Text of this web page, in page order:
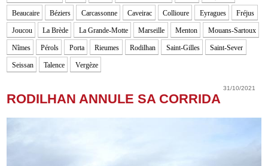
Beaucaire Béziers Carcassonne Caveirac Collioure Eyragues Fréjus
Joucou La Brède La Grande-Motte Marseille Menton Mouans-Sartoux
Nîmes Pérols Porta Rieumes Rodilhan Saint-Gilles Saint-Sever
Seissan Talence Vergèze
31/10/2021
RODILHAN ANNULE SA CORRIDA